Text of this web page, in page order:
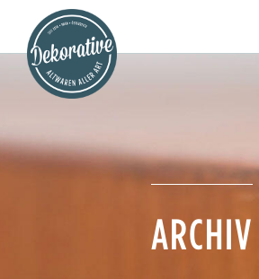
ARCHIV